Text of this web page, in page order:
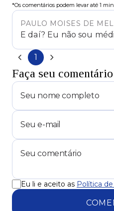
*Os comentários podem levar até 1
PAULO MOISES DE
E daí? Eu não sou
1
Faça seu comentário
Eu li e aceito as Política